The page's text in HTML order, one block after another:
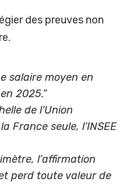
des preuves non
salaire moyen en
2025.”
de l’Union
France seule, l’INSEE
l’affirmation
perd toute valeur de